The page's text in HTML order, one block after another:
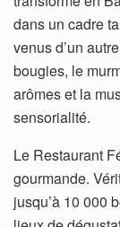
dans un cadre
venus d’un
bougies, le
arômes et la
sensorialité.
Le Restaurant
gourmande.
jusqu’à 10 000